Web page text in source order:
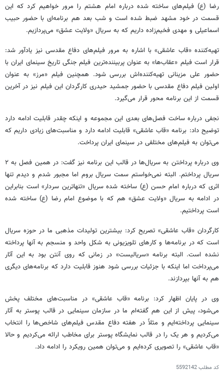
رضا (ع) فیلم‌های ساخته شده درباره امام هشتم را مرور خواهیم کرد که این
قسمت در خود مشهد ضبط شده است و شب بعد هم برنامه‌ای با حضور حبیب
اسماعیلی و مهدی فخیم‌زاده داریم که به سریال «ولایت عشق» می‌پردازیم.
تهیه‌کننده «قاب عاشقی» با اشاره به مرور فیلم‌های دفاع مقدسی نیز یادآور شد:
قرار است فیلم «عقاب‌ها» به عنوان پربیننده‌ترین فیلم جنگی تاریخ سینمای ایران با
حضور علی مزینانی تهیه‌کننده‌اش بررسی شود. همچنین فیلم «مرز» به عنوان
اولین فیلم دفاع مقدسی با حضور جمشید حیدری کارگردان این فیلم نیز در آخرین
قسمت از این برنامه محور قرار می‌گیرد.
نجفی درباره ساخت فصل‌های بعدی این مجموعه و اینکه چقدر قابلیت ادامه دارد
توضیح داد: برنامه «قاب عاشقی» قابلیت ادامه دارد و مناسبت‌های زیادی داریم که
می‌توان به فیلم‌های مختلفی در سینمای ایران پرداخت.
وی درباره پرداختن به سریال‌ها در قالب این برنامه نیز گفت: در همین فصل به ۲
سریال پرداختم. البته نمی‌خواستم سمت سریال بروم اما مجبور شدم و دیدم تنها
اثری که درباره امام حسن (ع) ساخته شده سریال «تنهاترین سردار» است بنابراین
در ادامه به سریال «ولایت عشق» هم که با موضوع امام رضا (ع)ساخته شده
است پرداختیم.
کارگردان «قاب عاشقی» تصریح کرد: بیشترین تولیدات مذهبی ما در حوزه سریال
است که در برنامه‌ها و کارهای تلویزیونی به شکل واحد و منسجم به آنها پرداخته
نشده است. البته برنامه «سریالیست» در زمانی که روی آنتن بود به این آثار
می‌پرداخت اما اینکه با جزئیات بررسی شود هنوز قابلیت دارد که برنامه‌های دیگری
هم به آنها بپردازند.
وی در پایان اظهار کرد: برنامه «قاب عاشقی» در مناسبت‌های مختلف پخش
می‌شود، پیش از این هم گفته‌ام ما در سازمان سینمایی در قالب پوستر به آثار
سینمایی پرداخته‌ایم و مثلاً در هفته دفاع مقدس فیلم‌های شاخص‌ها را انتخاب
می‌کردیم و هر یک را در قالب نمایشگاه پوستر برای مخاطب ارائه می‌کردیم و حالا
«قاب عاشقی» را تصویری کرده‌ایم و می‌توان همین رویکرد را ادامه داد.
کد مطلب5592142